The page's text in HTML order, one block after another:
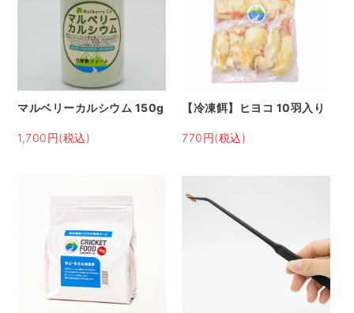
マルベリーカルシウム 150g
1,700円(税込)
【冷凍餌】ヒヨコ 10羽入り
770円(税込)